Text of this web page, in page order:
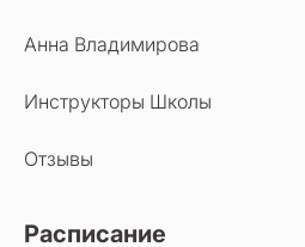
Анна Владимирова
Инструкторы Школы
Отзывы
Расписание